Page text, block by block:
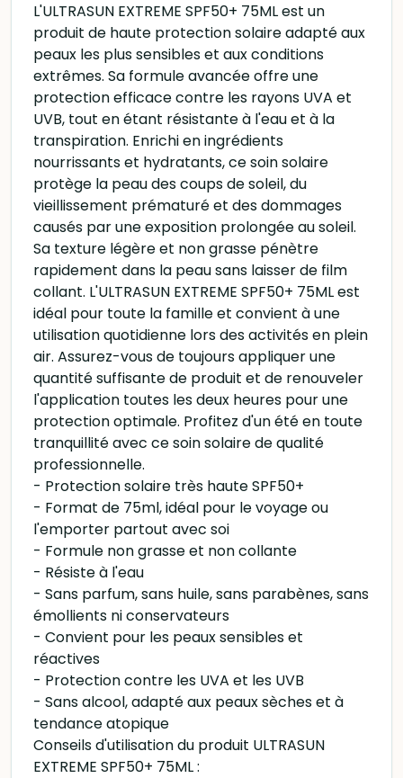
L'ULTRASUN EXTREME SPF50+ 75ML est un
produit de haute protection solaire adapté aux
peaux les plus sensibles et aux conditions
extrêmes. Sa formule avancée offre une
protection efficace contre les rayons UVA et
UVB, tout en étant résistante à l'eau et à la
transpiration. Enrichi en ingrédients
nourrissants et hydratants, ce soin solaire
protège la peau des coups de soleil, du
vieillissement prématuré et des dommages
causés par une exposition prolongée au soleil.
Sa texture légère et non grasse pénètre
rapidement dans la peau sans laisser de film
collant. L'ULTRASUN EXTREME SPF50+ 75ML est
idéal pour toute la famille et convient à une
utilisation quotidienne lors des activités en plein
air. Assurez-vous de toujours appliquer une
quantité suffisante de produit et de renouveler
l'application toutes les deux heures pour une
protection optimale. Profitez d'un été en toute
tranquillité avec ce soin solaire de qualité
professionnelle.
- Protection solaire très haute SPF50+
- Format de 75ml, idéal pour le voyage ou
l'emporter partout avec soi
- Formule non grasse et non collante
- Résiste à l'eau
- Sans parfum, sans huile, sans parabènes, sans
émollients ni conservateurs
- Convient pour les peaux sensibles et
réactives
- Protection contre les UVA et les UVB
- Sans alcool, adapté aux peaux sèches et à
tendance atopique
Conseils d'utilisation du produit ULTRASUN
EXTREME SPF50+ 75ML :